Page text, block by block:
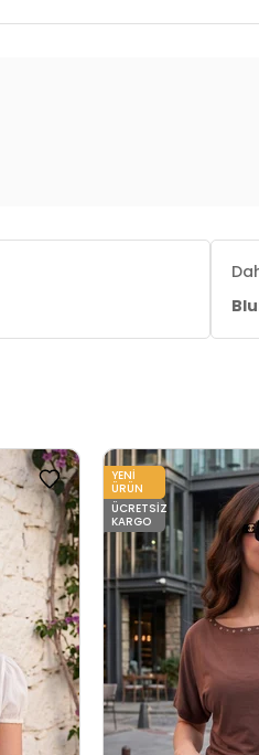
YENI
ÜRÜN
ÜCRETSIZ
KARGO